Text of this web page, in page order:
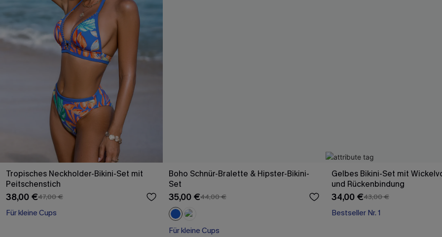
Tropisches Neckholder-Bikini-Set mit
Peitschenstich
38,00 €47,00 €
Für kleine Cups
Boho Schnür-Bralette & Hipster-Bikini-
Set
35,00 €44,00 €
Für kleine Cups
Gelbes Bikini-Set mit
und Rückenbindung
34,00 €43,00 €
Bestseller Nr. 1